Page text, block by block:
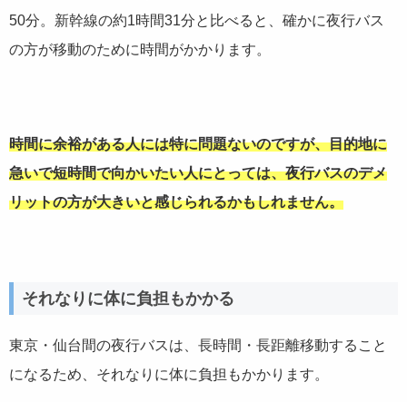
50分。新幹線の約1時間31分と比べると、確かに夜行バス
の方が移動のために時間がかかります。
時間に余裕がある人には特に問題ないのですが、目的地に
急いで短時間で向かいたい人にとっては、夜行バスのデメ
リットの方が大きいと感じられるかもしれません。
それなりに体に負担もかかる
東京・仙台間の夜行バスは、長時間・長距離移動すること
になるため、それなりに体に負担もかかります。